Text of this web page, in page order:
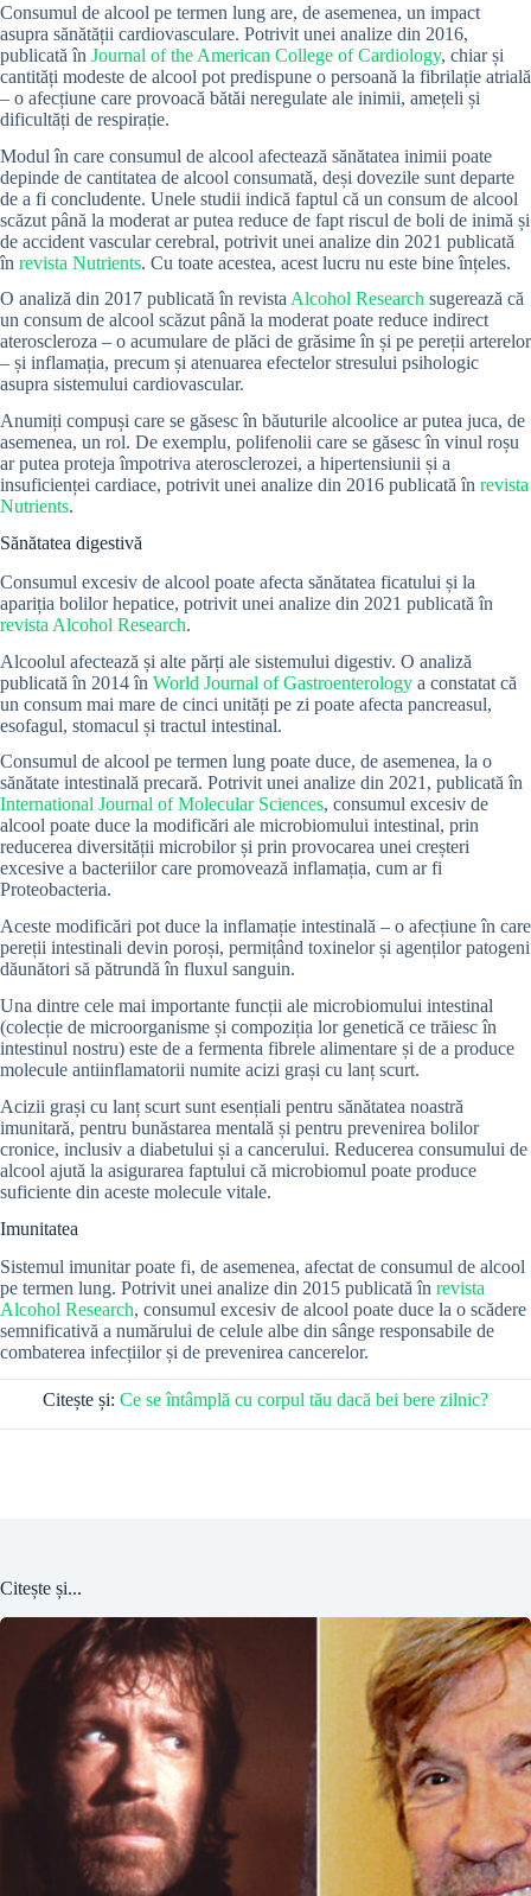
Consumul de alcool pe termen lung are, de asemenea, un impact
asupra sănătății cardiovasculare. Potrivit unei analize din 2016,
publicată în Journal of the American College of Cardiology, chiar și
cantități modeste de alcool pot predispune o persoană la fibrilație atrială
– o afecțiune care provoacă bătăi neregulate ale inimii, amețeli și
dificultăți de respirație.
Modul în care consumul de alcool afectează sănătatea inimii poate
depinde de cantitatea de alcool consumată, deși dovezile sunt departe
de a fi concludente. Unele studii indică faptul că un consum de alcool
scăzut până la moderat ar putea reduce de fapt riscul de boli de inimă și
de accident vascular cerebral, potrivit unei analize din 2021 publicată
în revista Nutrients. Cu toate acestea, acest lucru nu este bine înțeles.
O analiză din 2017 publicată în revista Alcohol Research sugerează că
un consum de alcool scăzut până la moderat poate reduce indirect
ateroscleroza – o acumulare de plăci de grăsime în și pe pereții arterelor
– și inflamația, precum și atenuarea efectelor stresului psihologic
asupra sistemului cardiovascular.
Anumiți compuși care se găsesc în băuturile alcoolice ar putea juca, de
asemenea, un rol. De exemplu, polifenolii care se găsesc în vinul roșu
ar putea proteja împotriva aterosclerozei, a hipertensiunii și a
insuficienței cardiace, potrivit unei analize din 2016 publicată în revista
Nutrients.
Sănătatea digestivă
Consumul excesiv de alcool poate afecta sănătatea ficatului și la
apariția bolilor hepatice, potrivit unei analize din 2021 publicată în
revista Alcohol Research.
Alcoolul afectează și alte părți ale sistemului digestiv. O analiză
publicată în 2014 în World Journal of Gastroenterology a constatat că
un consum mai mare de cinci unități pe zi poate afecta pancreasul,
esofagul, stomacul și tractul intestinal.
Consumul de alcool pe termen lung poate duce, de asemenea, la o
sănătate intestinală precară. Potrivit unei analize din 2021, publicată în
International Journal of Molecular Sciences, consumul excesiv de
alcool poate duce la modificări ale microbiomului intestinal, prin
reducerea diversității microbilor și prin provocarea unei creșteri
excesive a bacteriilor care promovează inflamația, cum ar fi
Proteobacteria.
Aceste modificări pot duce la inflamație intestinală – o afecțiune în care
pereții intestinali devin poroși, permițând toxinelor și agenților patogeni
dăunători să pătrundă în fluxul sanguin.
Una dintre cele mai importante funcții ale microbiomului intestinal
(colecție de microorganisme și compoziția lor genetică ce trăiesc în
intestinul nostru) este de a fermenta fibrele alimentare și de a produce
molecule antiinflamatorii numite acizi grași cu lanț scurt.
Acizii grași cu lanț scurt sunt esențiali pentru sănătatea noastră
imunitară, pentru bunăstarea mentală și pentru prevenirea bolilor
cronice, inclusiv a diabetului și a cancerului. Reducerea consumului de
alcool ajută la asigurarea faptului că microbiomul poate produce
suficiente din aceste molecule vitale.
Imunitatea
Sistemul imunitar poate fi, de asemenea, afectat de consumul de alcool
pe termen lung. Potrivit unei analize din 2015 publicată în revista
Alcohol Research, consumul excesiv de alcool poate duce la o scădere
semnificativă a numărului de celule albe din sânge responsabile de
combaterea infecțiilor și de prevenirea cancerelor.
Citește și: Ce se întâmplă cu corpul tău dacă bei bere zilnic?
Citește și...